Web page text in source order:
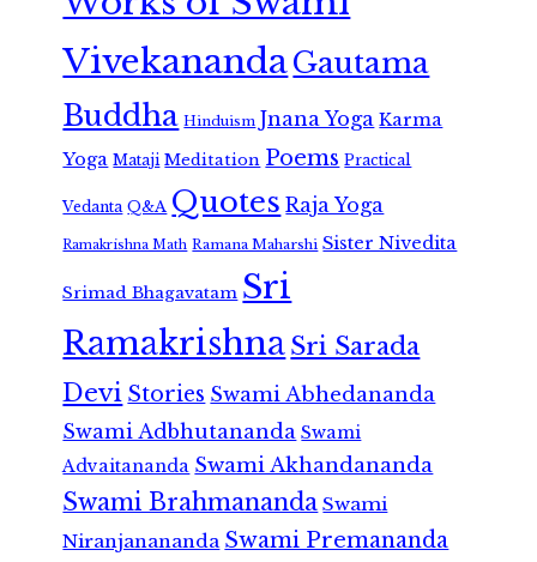
VivekanandaGautama
Buddha Hinduism Jnana Yoga Karma
Yoga Mataji Meditation Poems Practical
Vedanta Q&A Quotes Raja Yoga
Ramakrishna Math Ramana Maharshi Sister Nivedita
Srimad Bhagavatam Sri
RamakrishnaSri Sarada
Devi Stories Swami Abhedananda
Swami Adbhutananda Swami
Advaitananda Swami Akhandananda
Swami Brahmananda Swami
Niranjanananda Swami Premananda